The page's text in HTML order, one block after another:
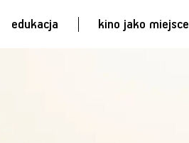
edukacja kino jako miejsce